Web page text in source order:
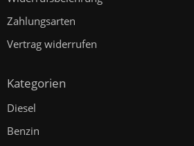
Zahlungsarten
Vertrag widerrufen
Kategorien
Diesel
Benzin